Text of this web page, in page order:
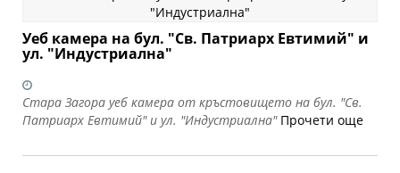
Уеб камера на бул. "Св. Патриарх Евтимий" и
ул. "Индустриална"
Стара Загора уеб камера от кръстовището на бул. "Св.
Патриарх Евтимий" и ул. "Индустриална" Прочети още